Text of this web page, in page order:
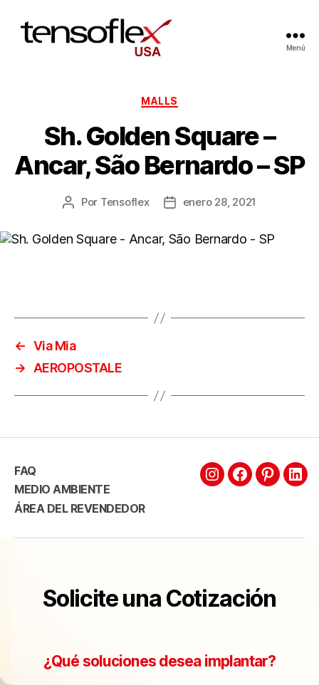
Menú
MALLS
Sh. Golden Square –
Ancar, São Bernardo – SP
Por Tensoflex enero 28, 2021
← Via Mia
→ AEROPOSTALE
FAQ
MEDIO AMBIENTE
ÁREA DEL REVENDEDOR
Solicite una Cotización
¿Qué soluciones desea implantar?